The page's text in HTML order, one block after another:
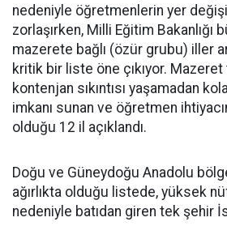
nedeniyle öğretmenlerin yer
zorlaşırken, Milli Eğitim Bakanlığı
mazerete bağlı (özür grubu) iller
kritik bir liste öne çıkıyor.
kontenjan sıkıntısı yaşamadan
imkanı sunan ve öğretmen
olduğu 12 il açıklandı.
Doğu ve Güneydoğu Anadolu
ağırlıkta olduğu listede, yüksek
nedeniyle batıdan giren tek şehir